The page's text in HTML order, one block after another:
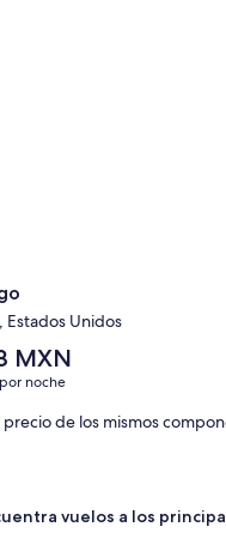
Estados Unidos
MXN
noche
de los mismos
vuelos a los